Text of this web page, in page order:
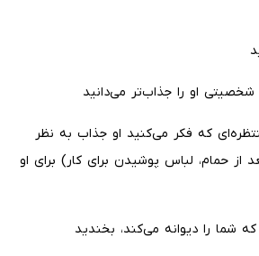
شخصیتی او را جذاب‌تر می‌دانید
که فکر می‌کنید او جذاب به نظر
از حمام، لباس پوشیدن برای کار) برای او
شما را دیوانه می‌کند، بخندید